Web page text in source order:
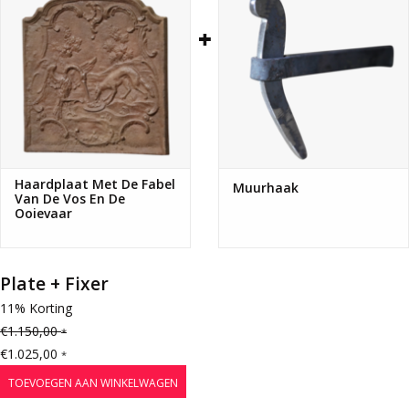
Haardplaat Met De Fabel
Van De Vos En De
Ooievaar
Muurhaak
Plate + Fixer
11% Korting
€1.150,00*
€1.025,00 *
TOEVOEGEN AAN WINKELWAGEN